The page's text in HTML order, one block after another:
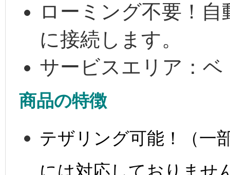
ローミング不要！
に接続します。
サービスエリア：ベ
商品の特徴
テザリング可能！（一